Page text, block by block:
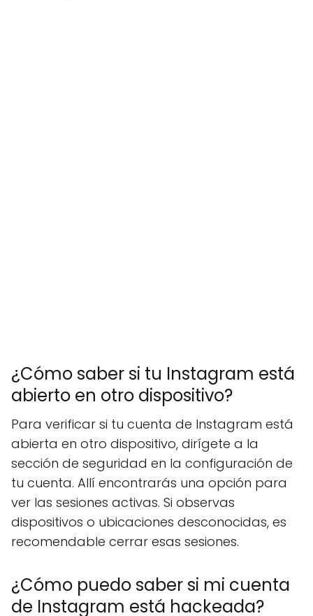
¿Cómo saber si tu Instagram está
abierto en otro dispositivo?
Para verificar si tu cuenta de Instagram está
abierta en otro dispositivo, dirígete a la
sección de seguridad en la configuración de
tu cuenta. Allí encontrarás una opción para
ver las sesiones activas. Si observas
dispositivos o ubicaciones desconocidas, es
recomendable cerrar esas sesiones.
¿Cómo puedo saber si mi cuenta
de Instagram está hackeada?